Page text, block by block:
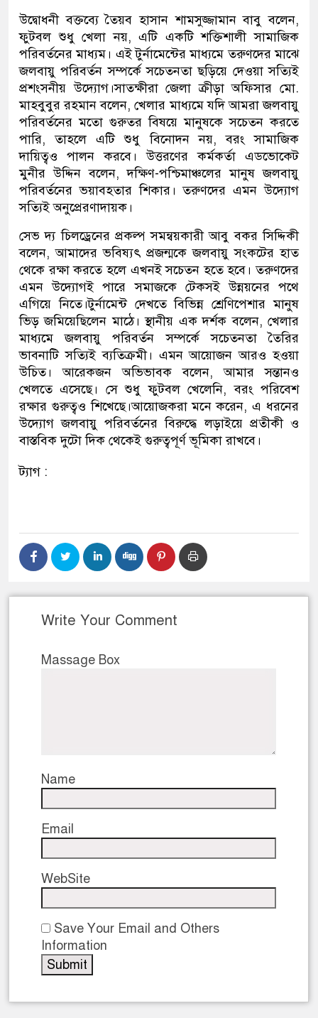
উদ্বোধনী বক্তব্যে তৈয়ব হাসান শামসুজ্জামান বাবু বলেন,
ফুটবল শুধু খেলা নয়, এটি একটি শক্তিশালী সামাজিক
পরিবর্তনের মাধ্যম। এই টুর্নামেন্টের মাধ্যমে তরুণদের মাঝে
জলবায়ু পরিবর্তন সম্পর্কে সচেতনতা ছড়িয়ে দেওয়া সত্যিই
প্রশংসনীয় উদ্যোগ।সাতক্ষীরা জেলা ক্রীড়া অফিসার মো.
মাহবুবুর রহমান বলেন, খেলার মাধ্যমে যদি আমরা জলবায়ু
পরিবর্তনের মতো গুরুতর বিষয়ে মানুষকে সচেতন করতে
পারি, তাহলে এটি শুধু বিনোদন নয়, বরং সামাজিক
দায়িত্বও পালন করবে। উত্তরণের কর্মকর্তা এডভোকেট
মুনীর উদ্দিন বলেন, দক্ষিণ-পশ্চিমাঞ্চলের মানুষ জলবায়ু
পরিবর্তনের ভয়াবহতার শিকার। তরুণদের এমন উদ্যোগ
সত্যিই অনুপ্রেরণাদায়ক।
সেভ দ্য চিলড্রেনের প্রকল্প সমন্বয়কারী আবু বকর সিদ্দিকী
বলেন, আমাদের ভবিষ্যৎ প্রজন্মকে জলবায়ু সংকটের হাত
থেকে রক্ষা করতে হলে এখনই সচেতন হতে হবে। তরুণদের
এমন উদ্যোগই পারে সমাজকে টেকসই উন্নয়নের পথে
এগিয়ে নিতে।টুর্নামেন্ট দেখতে বিভিন্ন শ্রেণিপেশার মানুষ
ভিড় জমিয়েছিলেন মাঠে। স্থানীয় এক দর্শক বলেন, খেলার
মাধ্যমে জলবায়ু পরিবর্তন সম্পর্কে সচেতনতা তৈরির
ভাবনাটি সত্যিই ব্যতিক্রমী। এমন আয়োজন আরও হওয়া
উচিত। আরেকজন অভিভাবক বলেন, আমার সন্তানও
খেলতে এসেছে। সে শুধু ফুটবল খেলেনি, বরং পরিবেশ
রক্ষার গুরুত্বও শিখেছে।আয়োজকরা মনে করেন, এ ধরনের
উদ্যোগ জলবায়ু পরিবর্তনের বিরুদ্ধে লড়াইয়ে প্রতীকী ও
বাস্তবিক দুটো দিক থেকেই গুরুত্বপূর্ণ ভূমিকা রাখবে।
ট্যাগ :
Write Your Comment
Massage Box
Name
Email
WebSite
Save Your Email and Others
Information